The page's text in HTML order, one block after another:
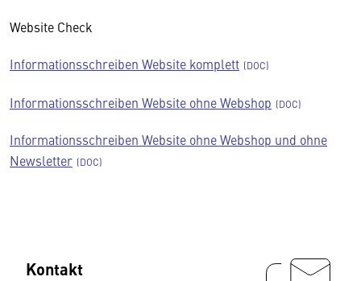
Website Check
Informationsschreiben Website komplett
Informationsschreiben Website ohne Webshop
Informationsschreiben Website ohne Webshop und ohne
Newsletter
Kontakt